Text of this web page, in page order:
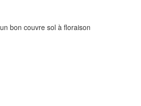
bon couvre sol à floraison